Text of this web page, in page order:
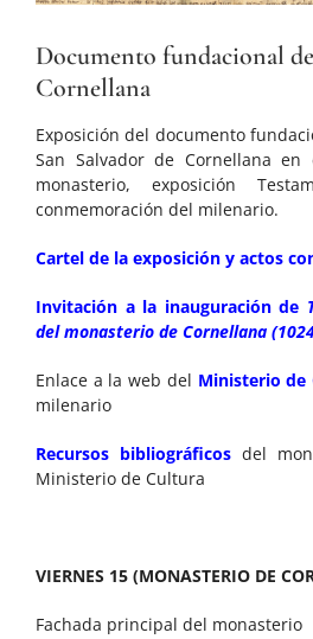
Documento fundacional
Cornellana
Exposición del documento
San Salvador de Cornellana
monasterio, exposición
conmemoración del milenario.
Cartel de la exposición y actos
Invitación a la inauguración de
del monasterio de Cornellana
Enlace a la web del Ministerio de
milenario
Recursos bibliográficos del
Ministerio de Cultura
VIERNES 15 (MONASTERIO DE
Fachada principal del monasterio